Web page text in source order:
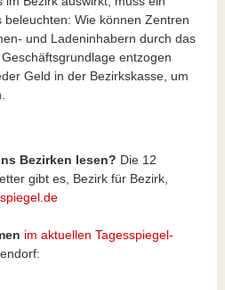
Wie können Zentren
und Ladeninhabern durch das
entzogen
Geld in der Bezirkskasse, um
Bezirken lesen? Die 12
gibt es, Bezirk für Bezirk,
im aktuellen Tagesspiegel-